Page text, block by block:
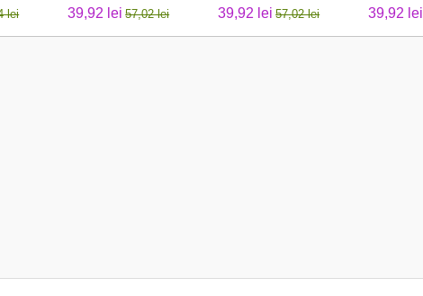
lei 39,92 lei 57,02 lei 39,92 lei 57,02 lei 39,92 lei